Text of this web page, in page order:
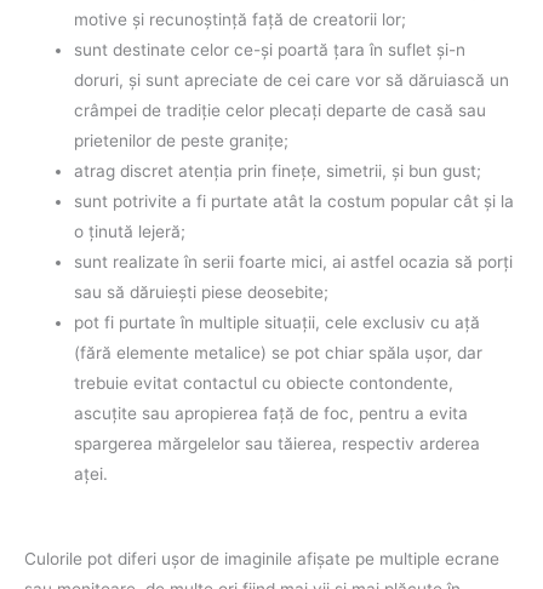
motive şi recunoştinţă faţă de creatorii lor;
sunt destinate celor ce-şi poartă ţara în suflet şi-n
doruri, şi sunt apreciate de cei care vor să dăruiască un
crâmpei de tradiţie celor plecaţi departe de casă sau
prietenilor de peste graniţe;
atrag discret atenţia prin fineţe, simetrii, şi bun gust;
sunt potrivite a fi purtate atât la costum popular cât şi la
o ţinută lejeră;
sunt realizate în serii foarte mici, ai astfel ocazia să porţi
sau să dăruieşti piese deosebite;
pot fi purtate în multiple situaţii, cele exclusiv cu aţă
(fără elemente metalice) se pot chiar spăla uşor, dar
trebuie evitat contactul cu obiecte contondente,
ascuţite sau apropierea faţă de foc, pentru a evita
spargerea mărgelelor sau tăierea, respectiv arderea
aţei.
Culorile pot diferi uşor de imaginile afişate pe multiple ecrane